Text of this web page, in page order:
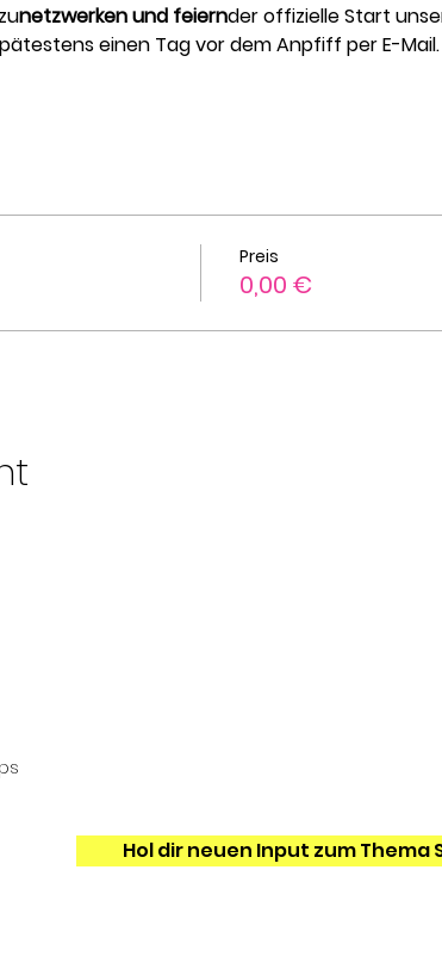
netzwerken und feiernder offizielle Start
einen Tag vor dem Anpfiff per E-Mail.
Preis
0,00 €
Hol dir neuen Input zum Thema